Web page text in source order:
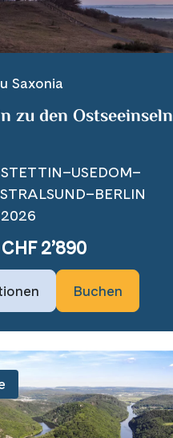
Saxonia
zu den Ostseeinseln
2’890
Buchen